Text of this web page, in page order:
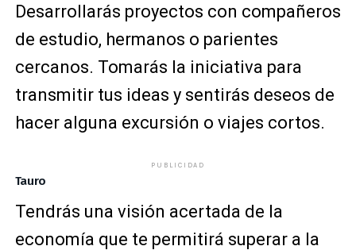
Desarrollarás proyectos con compañeros
de estudio, hermanos o parientes
cercanos. Tomarás la iniciativa para
transmitir tus ideas y sentirás deseos de
hacer alguna excursión o viajes cortos.
PUBLICIDAD
Tauro
Tendrás una visión acertada de la
economía que te permitirá superar a la